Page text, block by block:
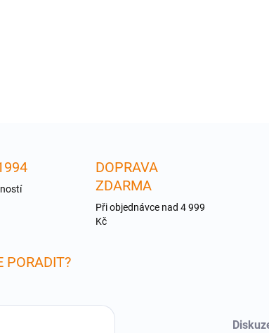
DOPRAVA
ZDARMA
Při objednávce nad 4 999
Kč
PORADIT?